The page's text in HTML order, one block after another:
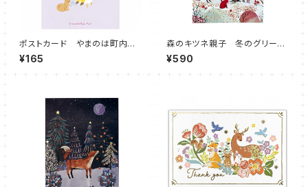
ポストカード やまのは町内会
美容 キツネ リス
¥165
森のキツネ親子 冬のグリーテ
ィングカード クリスマス Ro
ger la Borde 英国
¥590